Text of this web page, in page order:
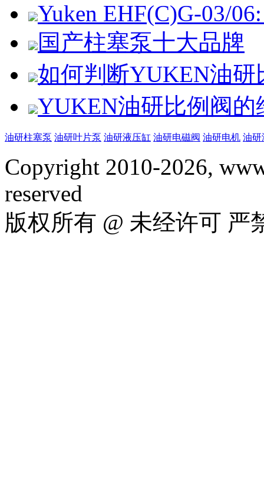
Yuken EHF(C)G-03/
国产柱塞泵十大品牌
如何判断YUKEN油
YUKEN油研比例阀的
油研柱塞泵 油研叶片泵 油研液压缸 油研电磁阀 油研电机 油研
Copyright 2010-2026,
reserved
版权所有 @ 未经许可 严